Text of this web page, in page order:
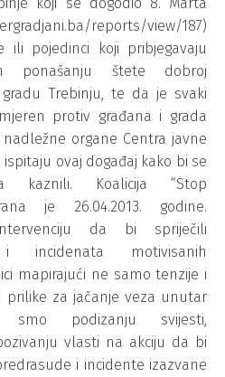
reports/view/187)
ili pojedinci koji pribjegavaju
ponašanju štete dobroj
Trebinju, te da je svaki
protiv građana i grada
nadležne organe Centra javne
ovaj događaj kako bi se
kaznili. Koalicija “Stop
je 26.04.2013. godine.
da bi spriječili
incidenata motivisanih
mapirajući ne samo tenzije i
prilike za jačanje veza unutar
smo podizanju svijesti,
vlasti na akciju da bi
i incidente izazvane